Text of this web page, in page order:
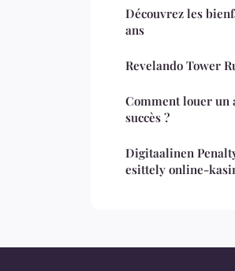
Découvrez les
ans
Revelando Tower
Comment louer un
succès ?
Digitaalinen
esittely online-